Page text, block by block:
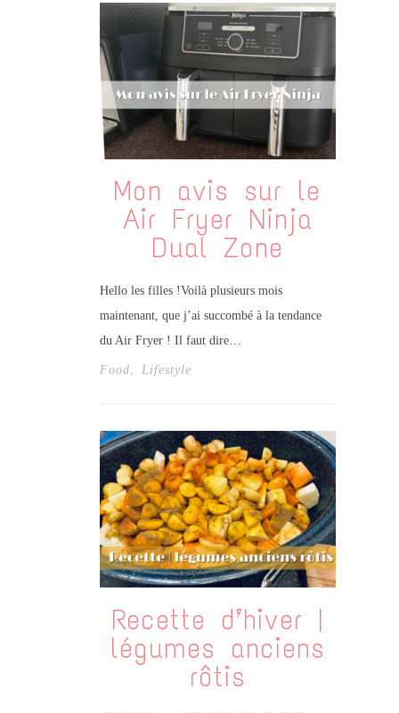
Mon avis sur le
Air Fryer Ninja
Dual Zone
Hello les filles !Voilà plusieurs mois
maintenant, que j’ai succombé à la tendance
du Air Fryer ! Il faut dire…
Food Lifestyle
Recette d’hiver |
légumes anciens
rôtis